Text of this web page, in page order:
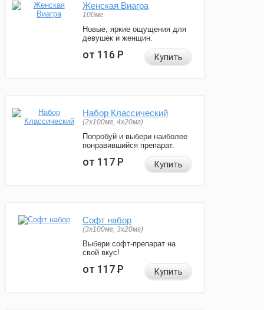
Женская Виагра
100мг
Новые, яркие ощущения для
девушек и женщин.
от 116Р Купить
Набор Классический
(2x100мг, 4x20мг)
Попробуй и выбери наиболее
понравившийся препарат.
от 117Р Купить
Софт набор
(3x100мг, 3x20мг)
Выбери софт-препарат на
свой вкус!
от 117Р Купить